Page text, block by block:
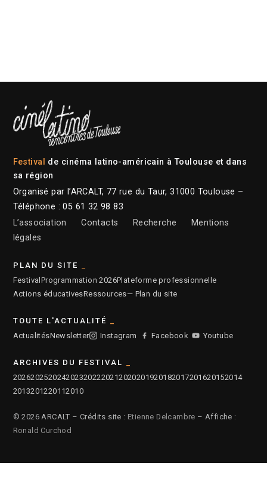
Festival de cinéma latino-américain à Toulouse et dans
sa région
Organisé par l’ARCALT, 77 rue du Taur, 31000 Toulouse –
Téléphone : 05 61 32 98 83
L’association
Contacts Recherche
Mentions
légales
PLAN DU SITE
Festival Programmation 2026Plateforme professionnelle
Actions éducativesRessources— Plan du site
TOUTE L'ACTUALITÉ
ActualitésNewsletter Instagram Facebook Youtube
ARCHIVES DU FESTIVAL
2026202520242023202220212020201920182017201620152014
2013201220112010
© 2026 ARCALT – Crédits site : Etienne Delcambre – Affiche :
Ronald Curchod